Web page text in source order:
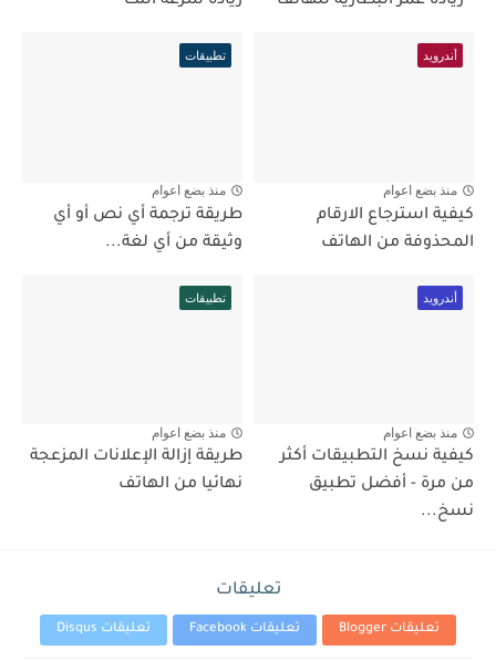
أندرويد
منذ بضع اعوام
كيفية استرجاع الارقام
المحذوفة من الهاتف
تطبيقات
منذ بضع اعوام
طريقة ترجمة أي نص أو أي
وثيقة من أي لغة...
أندرويد
منذ بضع اعوام
كيفية نسخ التطبيقات أكثر
من مرة - أفضل تطبيق
نسخ...
تطبيقات
منذ بضع اعوام
طريقة إزالة الإعلانات المزعجة
نهائيا من الهاتف
تعليقات
تعليقات Blogger تعليقات Facebook تعليقات Disqus